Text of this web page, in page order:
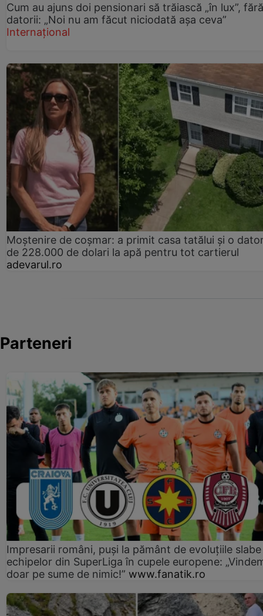
Cum au ajuns doi pensionari să trăiască „în lux”, fără
datorii: „Noi nu am făcut niciodată așa ceva”
Internațional
Moștenire de coșmar: a primit casa tatălui și o
de 228.000 de dolari la apă pentru tot cartierul
adevarul.ro
Parteneri
Impresarii români, puși la pământ de evoluțiile slabe
echipelor din SuperLiga în cupele europene:
doar pe sume de nimic!” www.fanatik.ro